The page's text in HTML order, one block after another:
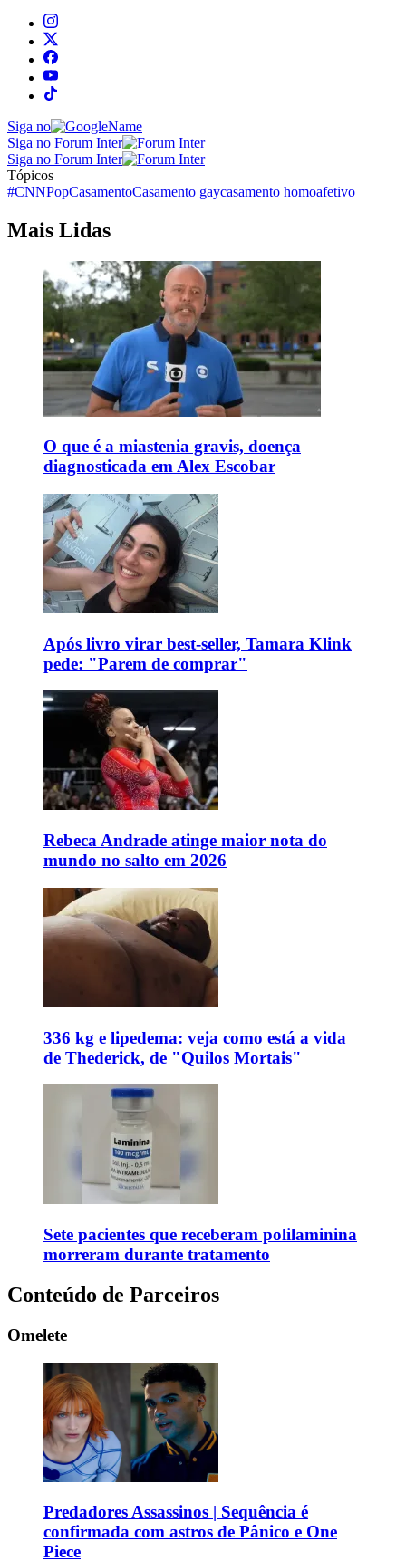
Siga no
Siga no Forum Inter
Siga no Forum Inter
Tópicos
#CNNPopCasamentoCasamento gaycasamento homoafetivo
Mais Lidas
O que é a miastenia gravis, doença
diagnosticada em Alex Escobar
Após livro virar best-seller, Tamara Klink
pede: "Parem de comprar"
Rebeca Andrade atinge maior nota do
mundo no salto em 2026
336 kg e lipedema: veja como está a vida
de Thederick, de "Quilos Mortais"
Sete pacientes que receberam polilaminina
morreram durante tratamento
Conteúdo de Parceiros
Omelete
Predadores Assassinos | Sequência é
confirmada com astros de Pânico e One
Piece